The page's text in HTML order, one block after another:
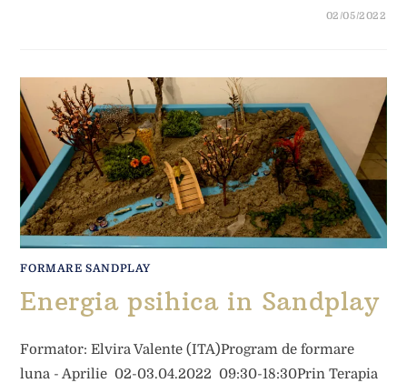
02/05/2022
FORMARE SANDPLAY
Energia psihica in Sandplay
Formator: Elvira Valente (ITA)Program de formare
luna - Aprilie 02-03.04.2022 09:30-18:30Prin Terapia